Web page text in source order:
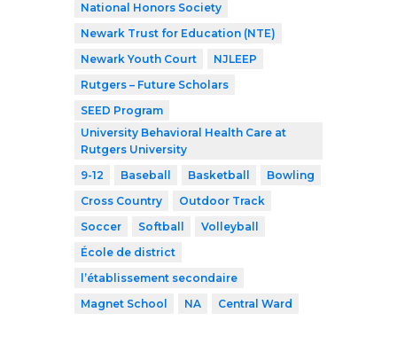
National Honors Society
Newark Trust for Education (NTE)
Newark Youth Court
NJLEEP
Rutgers – Future Scholars
SEED Program
University Behavioral Health Care at
Rutgers University
9-12
Baseball Basketball
Bowling
Cross Country
Outdoor Track
Soccer
Softball
Volleyball
École de district
l’établissement secondaire
Magnet School
NA Central Ward